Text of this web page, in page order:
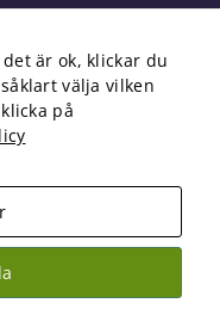
Rights Reserved
är ok, klickar du
välja vilken
på